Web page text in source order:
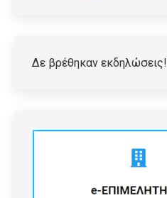
Δε βρέθηκαν εκδηλώσεις!